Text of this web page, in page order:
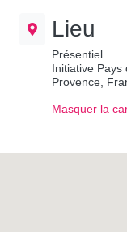
Lieu
Présentiel
Initiative
Provence,
Masquer la